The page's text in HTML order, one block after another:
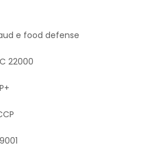
e food defense
22000